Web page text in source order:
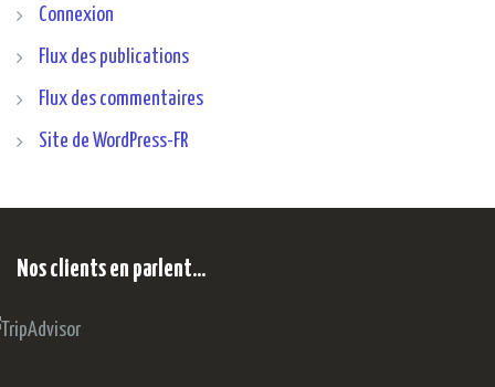
Connexion
Flux des publications
Flux des commentaires
Site de WordPress-FR
Nos clients en parlent…